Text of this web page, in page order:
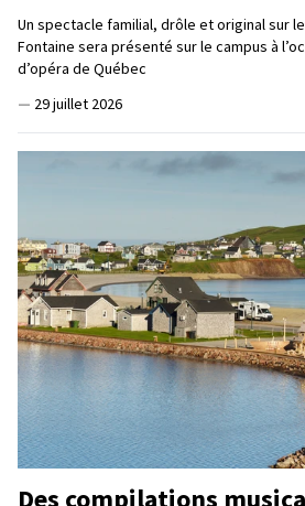
Un spectacle familial, drôle et original sur
Fontaine sera présenté sur le campus à
d’opéra de Québec
— 29 juillet 2026
Des compilations